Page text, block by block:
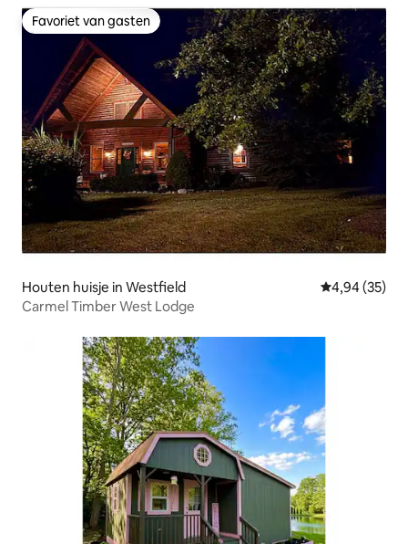
Favoriet van gasten
Favoriet van gasten
Houten huisje in Westfield Gemiddelde
4,94 (35)
Carmel Timber West Lodge